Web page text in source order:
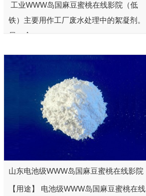
工业WWW岛国麻豆蜜桃在线影院（低
铁）主要用作工厂废水处理中的絮凝剂。
另一个...
山东电池级WWW岛国麻豆蜜桃在线影院
【用途】 电池级WWW岛国麻豆蜜桃在线